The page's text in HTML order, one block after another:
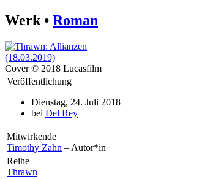
Werk • Roman
Cover © 2018 Lucasfilm
Veröffentlichung
Dienstag, 24. Juli 2018
bei Del Rey
Mitwirkende
Timothy Zahn – Autor*in
Reihe
Thrawn